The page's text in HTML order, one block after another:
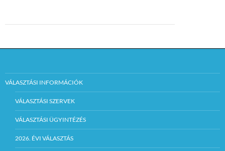
VÁLASZTÁSI INFORMÁCIÓK
VÁLASZTÁSI SZERVEK
VÁLASZTÁSI ÜGYINTÉZÉS
2026. ÉVI VÁLASZTÁS